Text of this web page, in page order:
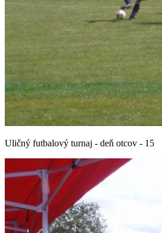
Uličný futbalový turnaj - deň otcov - 15